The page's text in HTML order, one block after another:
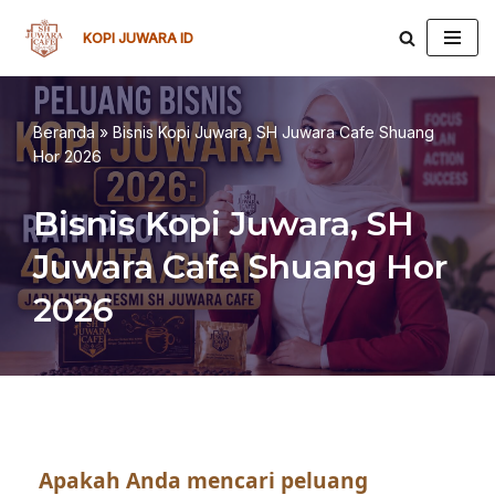
Lompat
konten
KOPI JUWARA ID
Beranda » Bisnis Kopi Juwara, SH Juwara Cafe Shuang
Hor 2026
Bisnis Kopi Juwara, SH
Juwara Cafe Shuang Hor
2026
Apakah Anda mencari peluang